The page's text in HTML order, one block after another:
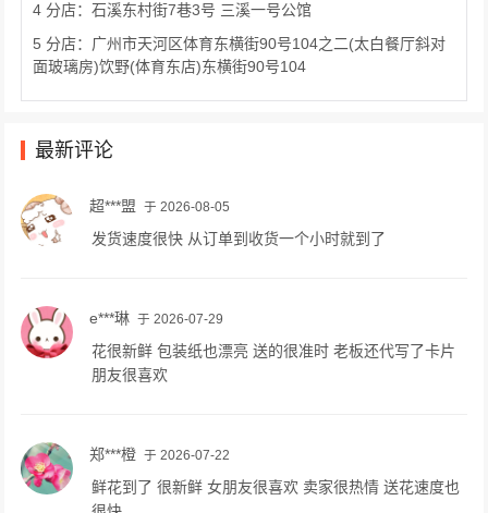
4 分店：石溪东村街7巷3号 三溪一号公馆
5 分店：广州市天河区体育东横街90号104之二(太白餐厅斜对
面玻璃房)饮野(体育东店)东横街90号104
最新评论
超***盟 于 2026-08-05
发货速度很快 从订单到收货一个小时就到了
e***琳 于 2026-07-29
花很新鲜 包装纸也漂亮 送的很准时 老板还代写了卡片
朋友很喜欢
郑***橙 于 2026-07-22
鲜花到了 很新鲜 女朋友很喜欢 卖家很热情 送花速度也